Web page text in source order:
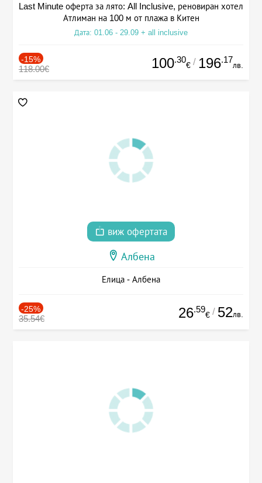
Last Minute оферта за лято: All Inclusive, реновиран хотел
Атлиман на 100 м от плажа в Китен
Дата: 01.06 - 29.09 + all inclusive
-15%
118.00€ 100.30
€ / 196.17
лв.
виж офертата
Албена
Елица - Албена
-25%
35.54€ 26.59
€ / 52лв.